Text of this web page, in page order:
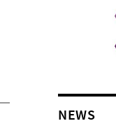
NEWS